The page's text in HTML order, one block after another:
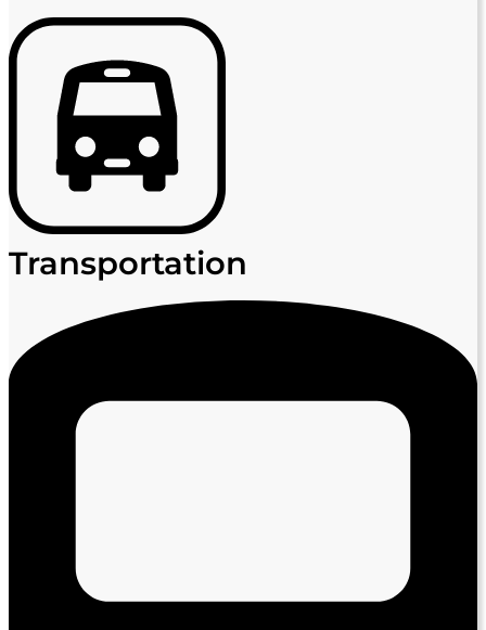
Transportation